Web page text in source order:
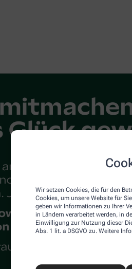
Wir setzen Cookies, die für den
Cookies, um unsere Website für
geben wir Informationen zu Ihrer
in Ländern verarbeitet werden, in
Einwilligung zur Nutzung dieser
Abs. 1 lit. a DSGVO zu. Weitere